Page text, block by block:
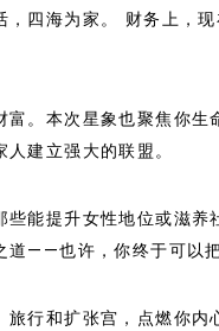
四海为家。 财务上，
。本次星象也聚焦你
建立强大的联盟。
能提升女性地位或滋
——也许，你终于可以
行和扩张宫，点燃你